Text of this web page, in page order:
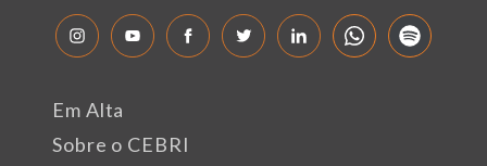
Em Alta
Sobre o CEBRI